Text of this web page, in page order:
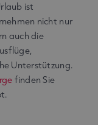
ist
nicht nur
auch die
Unterstützung.
finden Sie